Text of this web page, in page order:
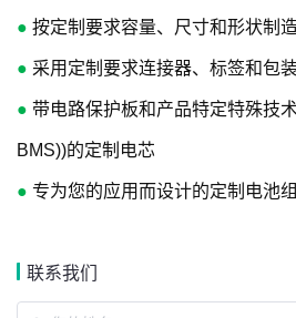
● 按定制要求容量、尺寸和形状制
● 采用定制要求连接器、标签和包
● 带电路保护板和产品特定特殊技
BMS))的定制电芯
● 专为您的应用而设计的定制电池组
联系我们